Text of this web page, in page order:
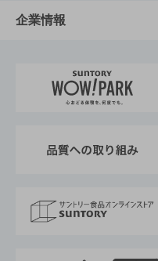
栄養成分一覧
工場見学
地域情報
サントリーホール
サントリーサンバーズ
サステナビリティTOP
サントリーが考える
企業情報
企業概要
採用情報